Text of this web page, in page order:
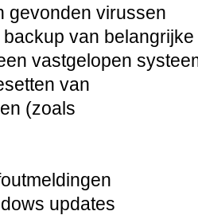
gevonden virussen
van
vastgelopen
van
(zoals
updates